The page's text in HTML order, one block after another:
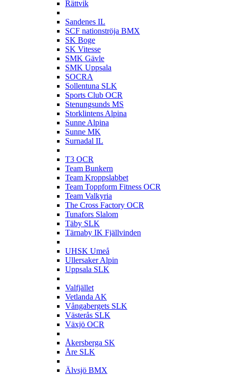
Rättvik
Sandenes IL
SCF nationströja BMX
SK Boge
SK Vitesse
SMK Gävle
SMK Uppsala
SOCRA
Sollentuna SLK
Sports Club OCR
Stenungsunds MS
Storklintens Alpina
Sunne Alpina
Sunne MK
Surnadal IL
T3 OCR
Team Bunkern
Team Kroppslabbet
Team Toppform Fitness OCR
Team Valkyria
The Cross Factory OCR
Tunafors Slalom
Täby SLK
Tärnaby IK Fjällvinden
UHSK Umeå
Ullersaker Alpin
Uppsala SLK
Valfjället
Vetlanda AK
Vångabergets SLK
Västerås SLK
Växjö OCR
Åkersberga SK
Åre SLK
Älvsjö BMX